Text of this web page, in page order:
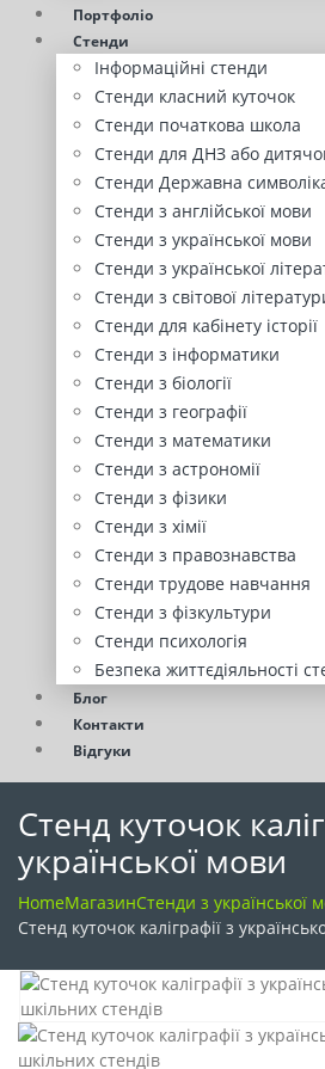
Портфоліо
Стенди
Інформаційні стенди
Стенди класний куточок
Стенди початкова школа
Стенди для ДНЗ або
Стенди Державна
Стенди з англійської мови
Стенди з української мови
Стенди з української
Стенди з світової
Стенди для кабінету історії
Стенди з інформатики
Стенди з біології
Стенди з географії
Стенди з математики
Стенди з астрономії
Стенди з фізики
Стенди з хімії
Стенди з правознавства
Стенди трудове навчання
Стенди з фізкультури
Стенди психологія
Безпека життєдіяльності
Блог
Контакти
Відгуки
Стенд куточок
української мови
HomeМагазинСтенди з української
Стенд куточок каліграфії з